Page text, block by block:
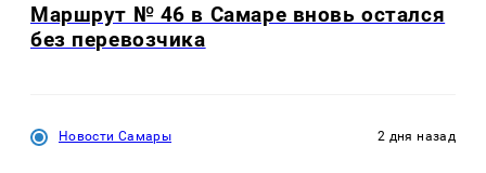
Маршрут № 46 в Самаре вновь остался
без перевозчика
Новости Самары 2 дня назад